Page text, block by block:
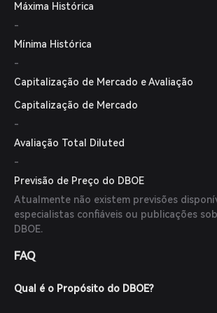
Máxima Histórica
-
Mínima Histórica
-
Capitalização de Mercado e Avaliação
Capitalização de Mercado
-
Avaliação Total Diluted
-
Previsão de Preço do DBOE
Atualmente não existem previsões
especialistas confiáveis ou publicações
DBOE.
FAQ
Qual é o Propósito do DBOE?